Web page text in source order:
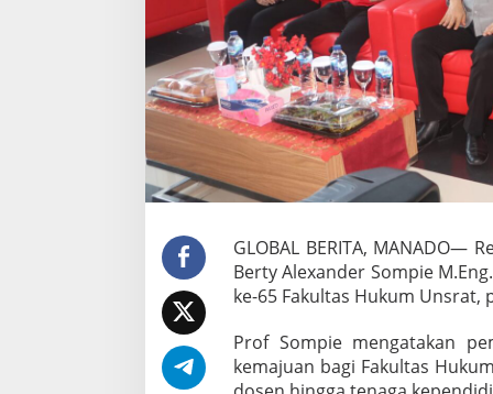
u
l
t
a
s
H
u
k
u
k
e
-
6
GLOBAL BERITA, MANADO—
Berty Alexander Sompie
ke-65 Fakultas Hukum Unsrat,
Prof Sompie mengatakan
kemajuan bagi Fakultas